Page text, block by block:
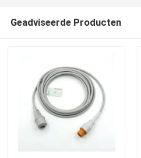
Geadviseerde Producten